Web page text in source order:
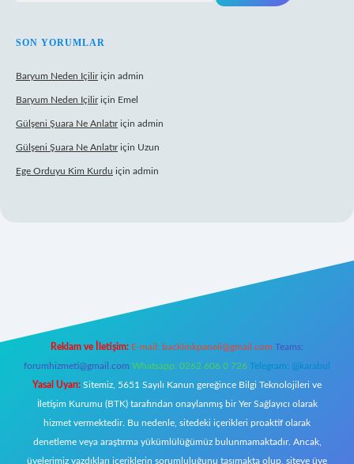
SON YORUMLAR
Baryum Neden Içiliriçin admin
Baryum Neden Içiliriçin Emel
Gülşeni Şuara Ne Anlatıriçin admin
Gülşeni Şuara Ne Anlatıriçin Uzun
Ege Orduyu Kim Kurdu için admin
Reklam ve İletişim: E-mail: backlinkpaneli@gmail.com Teams:
forumhizmeti@gmail.com Whatsapp: 0262 606 0 726 Telegram: @karabul
Yasal Uyarı: Sitemiz, 5651 Sayılı Kanun gereğince Bilgi Teknolojileri ve
İletişim Kurumu (BTK) tarafından onaylanmış bir Yer Sağlayıcı olarak
hizmet vermektedir. Bu nedenle, sitedeki içerikleri proaktif olarak
denetleme veya araştırma yükümlülüğümüz bulunmamaktadır. Ancak,
üyelerimiz yazdıkları içeriklerin sorumluluğunu taşımakta olup, siteye üye